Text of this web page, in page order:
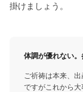
掛けましょう。
体調が優れない
ご祈祷は本来、
ですがこれから